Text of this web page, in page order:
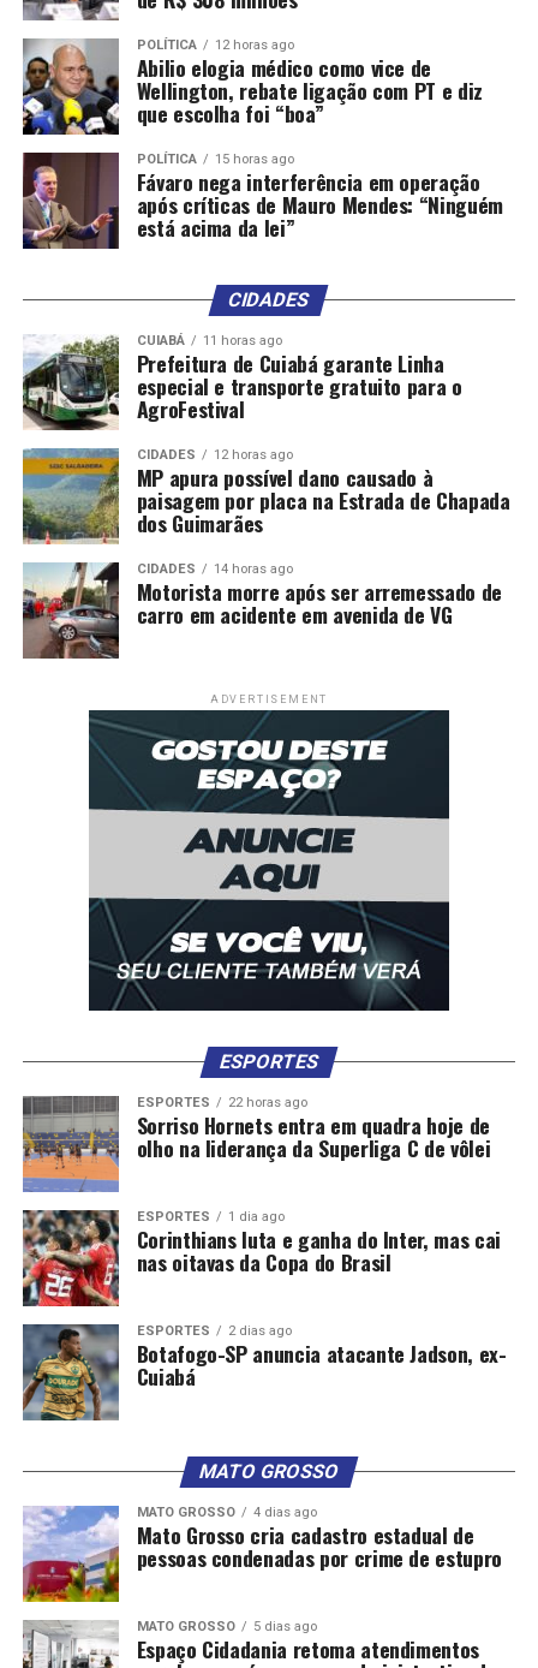
POLÍTICA 12 horas ago
Abilio elogia médico como vice de
Wellington, rebate ligação com PT e diz
que escolha foi “boa”
POLÍTICA 15 horas ago
Fávaro nega interferência em operação
após críticas de Mauro Mendes: “Ninguém
está acima da lei”
CIDADES
CUIABÁ 11 horas ago
Prefeitura de Cuiabá garante Linha
especial e transporte gratuito para o
AgroFestival
CIDADES 12 horas ago
MP apura possível dano causado à
paisagem por placa na Estrada de Chapada
dos Guimarães
CIDADES 14 horas ago
Motorista morre após ser arremessado de
carro em acidente em avenida de VG
ADVERTISEMENT
ESPORTES
ESPORTES 22 horas ago
Sorriso Hornets entra em quadra hoje de
olho na liderança da Superliga C de vôlei
ESPORTES 1 dia ago
Corinthians luta e ganha do Inter, mas cai
nas oitavas da Copa do Brasil
ESPORTES 2 dias ago
Botafogo-SP anuncia atacante Jadson, ex-
Cuiabá
MATO GROSSO
MATO GROSSO 4 dias ago
Mato Grosso cria cadastro estadual de
pessoas condenadas por crime de estupro
MATO GROSSO 5 dias ago
Espaço Cidadania retoma atendimentos